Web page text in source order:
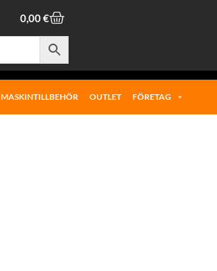
0,00€
MASKINTILLBEHÖR OUTLET FÖRETAG